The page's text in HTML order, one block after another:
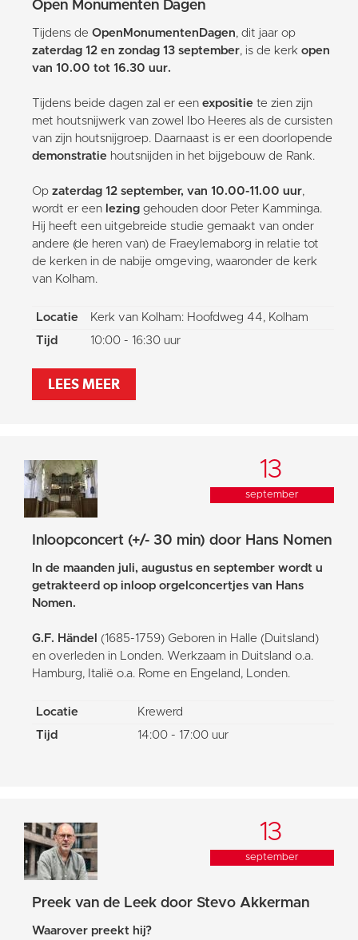
Open Monumenten Dagen
Tijdens de OpenMonumentenDagen, dit jaar op
zaterdag 12 en zondag 13 september, is de kerk open
van 10.00 tot 16.30 uur.
Tijdens beide dagen zal er een expositie te zien zijn
met houtsnijwerk van zowel Ibo Heeres als de cursisten
van zijn houtsnijgroep. Daarnaast is er een doorlopende
demonstratie houtsnijden in het bijgebouw de Rank.
Op zaterdag 12 september, van 10.00-11.00 uur,
wordt er een lezing gehouden door Peter Kamminga.
Hij heeft een uitgebreide studie gemaakt van onder
andere (de heren van) de Fraeylemaborg in relatie tot
de kerken in de nabije omgeving, waaronder de kerk
van Kolham.
Locatie
Kerk van Kolham: Hoofdweg 44, Kolham
Tijd
10:00 - 16:30 uur
LEES MEER
13
september
Inloopconcert (+/- 30 min) door Hans Nomen
In de maanden juli, augustus en september wordt u
getrakteerd op inloop orgelconcertjes van Hans
Nomen.
G.F. Händel
(1685-1759) Geboren in Halle (Duitsland)
en overleden in Londen. Werkzaam in Duitsland o.a.
Hamburg, Italië o.a. Rome en Engeland, Londen.
Locatie
Krewerd
Tijd
14:00 - 17:00 uur
13
september
Preek van de Leek door Stevo Akkerman
Waarover preekt hij?